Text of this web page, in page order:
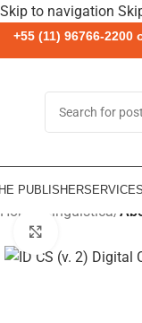
Skip to navigation
+55 (11) 96766-
PUBLISHERSERVICES
Home Linguística/